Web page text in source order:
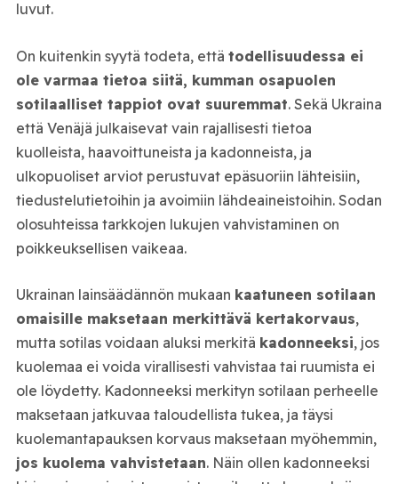
luvut.
On kuitenkin syytä todeta, että todellisuudessa ei
ole varmaa tietoa siitä, kumman osapuolen
sotilaalliset tappiot ovat suuremmat. Sekä Ukraina
että Venäjä julkaisevat vain rajallisesti tietoa
kuolleista, haavoittuneista ja kadonneista, ja
ulkopuoliset arviot perustuvat epäsuoriin lähteisiin,
tiedustelutietoihin ja avoimiin lähdeaineistoihin. Sodan
olosuhteissa tarkkojen lukujen vahvistaminen on
poikkeuksellisen vaikeaa.
Ukrainan lainsäädännön mukaan kaatuneen sotilaan
omaisille maksetaan merkittävä kertakorvaus,
mutta sotilas voidaan aluksi merkitä kadonneeksi, jos
kuolemaa ei voida virallisesti vahvistaa tai ruumista ei
ole löydetty. Kadonneeksi merkityn sotilaan perheelle
maksetaan jatkuvaa taloudellista tukea, ja täysi
kuolemantapauksen korvaus maksetaan myöhemmin,
jos kuolema vahvistetaan. Näin ollen kadonneeksi